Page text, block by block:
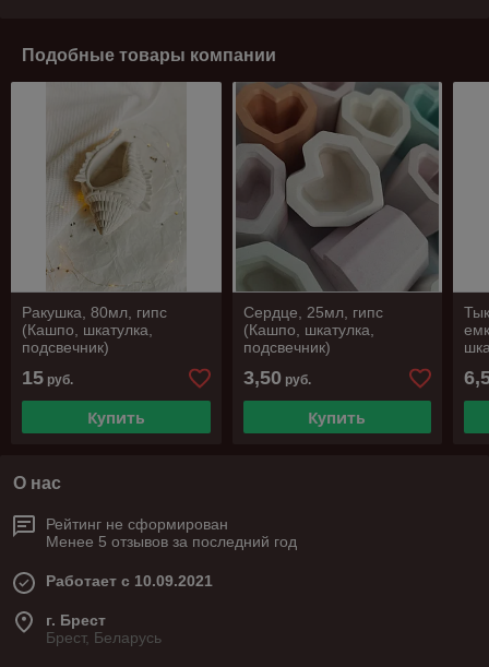
Подобные товары компании
Ракушка, 80мл, гипс
(Кашпо, шкатулка,
подсвечник)
15 руб.
Купить
Сердце, 25мл, гипс
(Кашпо, шкатулка,
подсвечник)
3,50руб.
Купить
О нас
Рейтинг не сформирован
Менее 5 отзывов за последний год
Работает с 10.09.2021
г. Брест
Брест, Беларусь